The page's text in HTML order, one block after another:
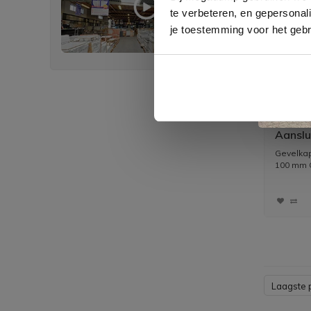
te verbeteren, en
je toestemming voor het
100 mm
Laagste